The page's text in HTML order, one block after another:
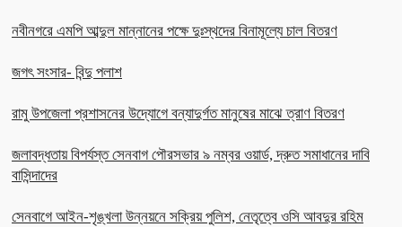
নবীনগরে এমপি আব্দুল মান্নানের পক্ষে দুঃস্থদের বিনামূল্যে চাল বিতরণ
জগৎ সংসার- বিন্দু পলাশ
রামু উপজেলা প্রশাসনের উদ্যোগে বন্যাদুর্গত মানুষের মাঝে ত্রাণ বিতরণ
জলাবদ্ধতায় বিপর্যস্ত সেনবাগ পৌরসভার ৯ নম্বর ওয়ার্ড, দ্রুত সমাধানের দাবি
বাসিন্দাদের
সেনবাগে আইন-শৃঙ্খলা উন্নয়নে সক্রিয় পুলিশ, নেতৃত্বে ওসি আবদুর রহিম